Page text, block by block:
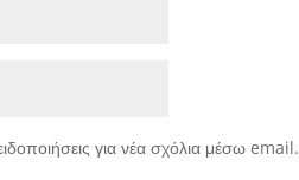
για νέα σχόλια μέσω email.